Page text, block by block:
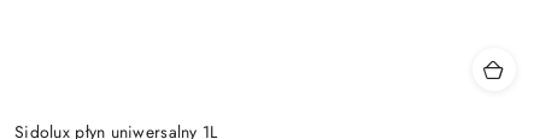
Sidolux płyn uniwersalny 1L